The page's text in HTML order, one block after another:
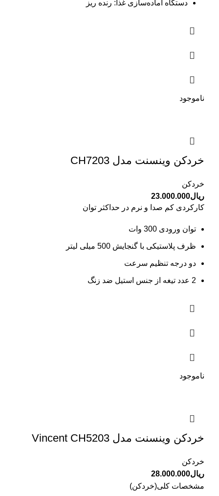
دستگاه آماده‌سازی غذا: رنده ریز
ناموجود
خردکن وینسنت مدل CH7203
خردکن
ریال23.000.000
کارکردی کم صدا و نرم در حداکثر توان
توان ورودی 300 وات
ظرف پلاستیکی با گنجایش 500 میلی لیتر
دو درجه تنظیم سرعت
2 عدد تیغه از جنس استیل ضد زنگ
ناموجود
خردکن وینسنت مدل Vincent CH5203
خردکن
ریال28.000.000
مشخصات کلی(خردکن)